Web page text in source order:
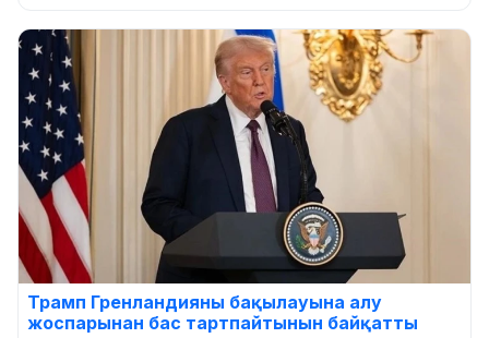
Трамп Гренландияны бақылауына алу
жоспарынан бас тартпайтынын байқатты